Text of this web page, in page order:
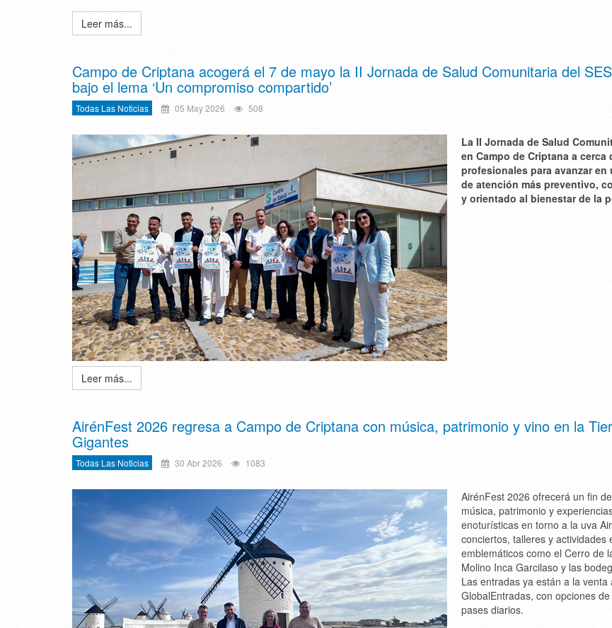
Leer más...
Campo de Criptana acogerá el 7 de mayo la II Jornada de Salud Comunitaria del
bajo el lema ‘Un compromiso compartido’
Todas Las Noticias 05 May 2026 508
La II Jornada de Salud
en Campo de Criptana a cerca
profesionales para avanzar en
de atención más preventivo,
y orientado al bienestar de la
Leer más...
AirénFest 2026 regresa a Campo de Criptana con música, patrimonio y vino en la
Gigantes
Todas Las Noticias 30 Abr 2026 1083
AirénFest 2026 ofrecerá un fin
música, patrimonio y
enoturísticas en torno a la uva
conciertos, talleres y actividades
emblemáticos como el Cerro de
Molino Inca Garcilaso y las
Las entradas ya están a la venta
GlobalEntradas, con opciones
pases diarios.